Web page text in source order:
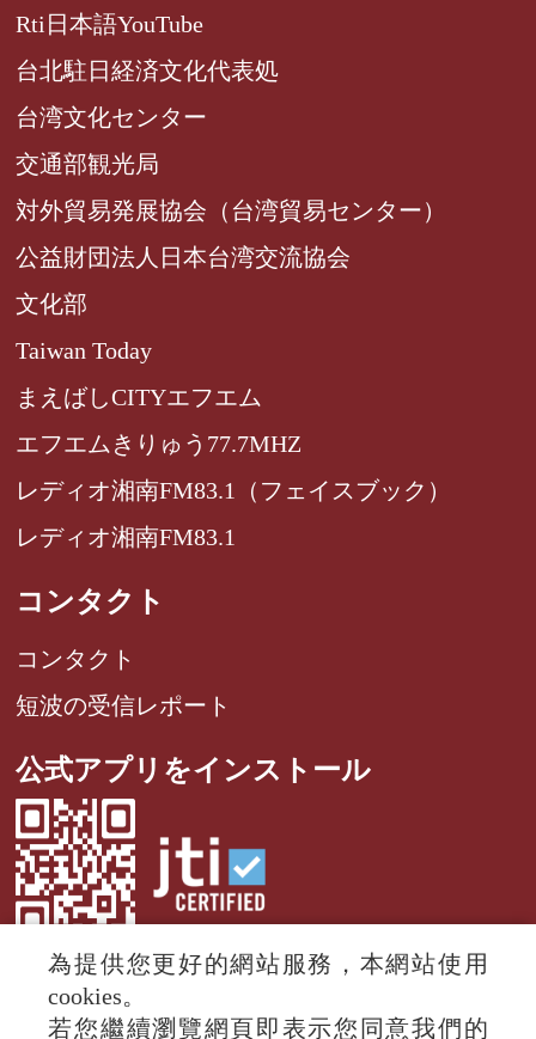
Rti日本語YouTube
台北駐日経済文化代表処
台湾文化センター
交通部観光局
対外貿易発展協会（台湾貿易センター）
公益財団法人日本台湾交流協会
文化部
Taiwan Today
まえばしCITYエフエム
エフエムきりゅう77.7MHZ
レディオ湘南FM83.1（フェイスブック）
レディオ湘南FM83.1
コンタクト
コンタクト
短波の受信レポート
公式アプリをインストール
為提供您更好的網站服務，本網站使用
cookies。
若您繼續瀏覽網頁即表示您同意我們的